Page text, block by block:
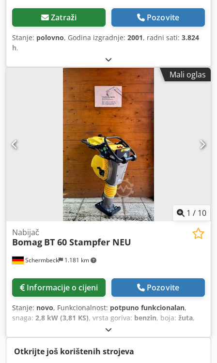
Zatraži Pozovite
Stanje: polovno, Godina izgradnje: 2001, radni sati: 3.824
h,
Mali oglas
1 / 10
Schermbeck 1.181 km
Nabijač
Bomag BT 60 Stampfer NEU
Informacije o cijeni Pozovite
Stanje: novo, Funkcionalnost: potpuno funkcionalan,
snaga: 2,8 kW (3,81 KS), vrsta goriva: benzin, boja: žuta,
, Godina izgradnje:
UVV sigurnosna provjera,
Otkrijte još korištenih strojeva